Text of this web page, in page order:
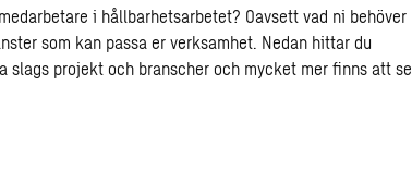
i hållbarhetsarbetet? Oavsett vad ni behöver
som kan passa er verksamhet. Nedan hittar du
slags projekt och branscher och mycket mer finns att se